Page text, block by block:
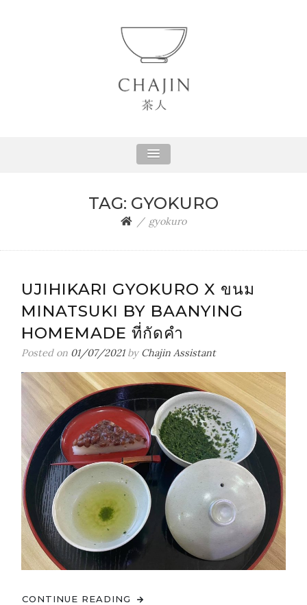
CHAJIN LIFE
TAG: GYOKURO
gyokuro
UJIHIKARI GYOKURO X ขนม
MINATSUKI BY BAANYING
HOMEMADE ที่กัดคำ
Posted on 01/07/2021by Chajin Assistant
CONTINUE READING